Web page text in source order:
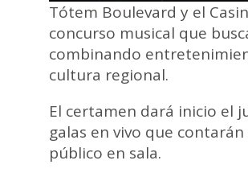
Tótem Boulevard y el
concurso musical que
combinando
cultura regional.
El certamen dará inicio el
galas en vivo que
público en sala.